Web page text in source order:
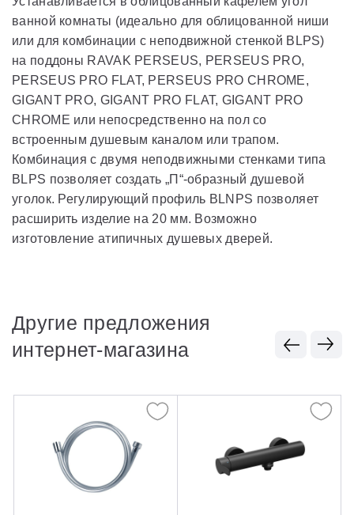
ванной комнаты (идеально для облицованной ниши
или для комбинации с неподвижной стенкой BLPS)
на поддоны RAVAK PERSEUS, PERSEUS PRO,
PERSEUS PRO FLAT, PERSEUS PRO CHROME,
GIGANT PRO, GIGANT PRO FLAT, GIGANT PRO
CHROME или непосредственно на пол со
встроенным душевым каналом или трапом.
Комбинация с двумя неподвижными стенками типа
BLPS позволяет создать „П“-образный душевой
уголок. Регулирующий профиль BLNPS позволяет
расширить изделие на 20 мм. Возможно
изготовление атипичных душевых дверей.
Другие предложения
интернет-магазина